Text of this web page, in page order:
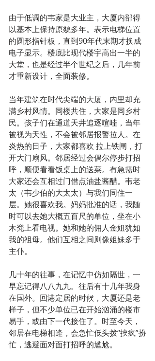
由于低调的韦家是大业主，大厦内部得
以基本上保持原貌多年。表示电梯位置
的圆形指针板，直到90年代末期才换成
电子显示。楼底比现代楼宇高出一半的
大堂，也是经过半个世纪之后，几年前
才重新设计，全面装修。
当年建筑在时代尖端的大厦，内里却充
满乡村风情。同楼共住，大家是同乡村
民。孩子们在通道天井追逐喧哇，当年
被视为天性，不会被邻居报警拉人。在
炎热的日子，大家都喜欢 拉上铁闸，打
开大门扇风。邻居经过会偶尔停步打招
呼，顺便看看饭桌上的送菜。有急需时
大家还会互相过门借点油盐酱醋。韦老
太（韦少伯的大太太）与我们同住一
层。她很喜欢我。妈妈批准的话，我随
时可以去她大概五百尺的单位，坐在小
木凳上看电视。她和她的佣人金姐犹如
我的祖母。他们互相之间则像姐妹多于
主仆。
几十年的往事，在记忆中仿如隔世，一
早忘记得八八九九。往后有十几年我身
在国外。回港定居的时候，大厦还是老
样子，但不少单位已在开始汹涌的楼市
易手，或由下一代接住了。时至今天，
邻居在电梯相逢，会急忙低头拨“挨疯”扮
忙，逃避面对面打招呼的尴尬。